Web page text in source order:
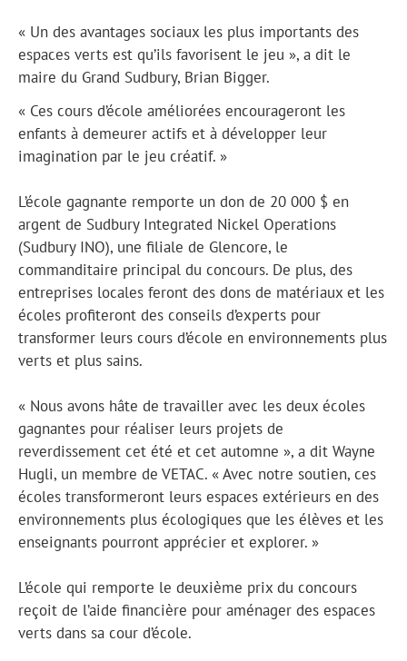
« Un des avantages sociaux les plus importants des
espaces verts est qu’ils favorisent le jeu », a dit le
maire du Grand Sudbury, Brian Bigger.
« Ces cours d’école améliorées encourageront les
enfants à demeurer actifs et à développer leur
imagination par le jeu créatif. »
L’école gagnante remporte un don de 20 000 $ en
argent de Sudbury Integrated Nickel Operations
(Sudbury INO), une filiale de Glencore, le
commanditaire principal du concours. De plus, des
entreprises locales feront des dons de matériaux et les
écoles profiteront des conseils d’experts pour
transformer leurs cours d’école en environnements plus
verts et plus sains.
« Nous avons hâte de travailler avec les deux écoles
gagnantes pour réaliser leurs projets de
reverdissement cet été et cet automne », a dit Wayne
Hugli, un membre de VETAC. « Avec notre soutien, ces
écoles transformeront leurs espaces extérieurs en des
environnements plus écologiques que les élèves et les
enseignants pourront apprécier et explorer. »
L’école qui remporte le deuxième prix du concours
reçoit de l’aide financière pour aménager des espaces
verts dans sa cour d’école.